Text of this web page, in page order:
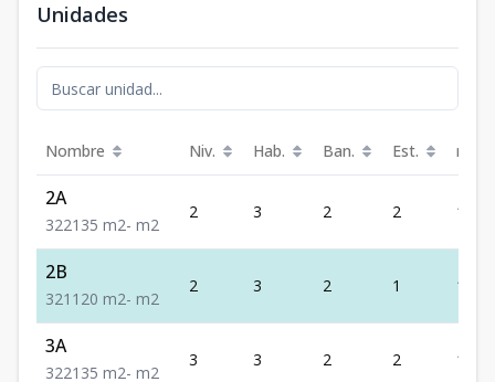
Unidades
Nombre Niv. Hab. Ban. Est. m²
2A
322135 m2- m2
2 3 2 2 135
2B
321 120 m2- m2
2 3 2 1 120
3A
322135 m2- m2
3 3 2 2 135